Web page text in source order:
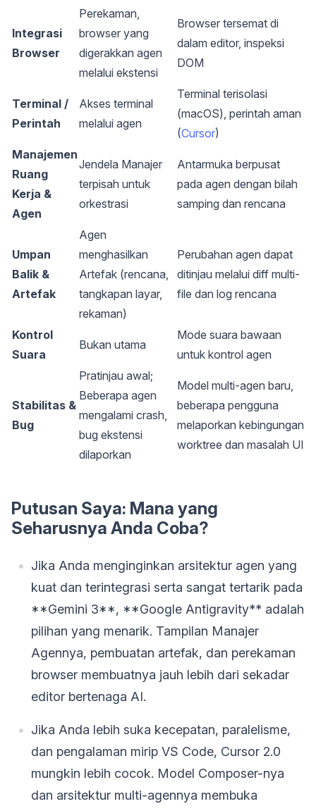
Integrasi
Browser
Perekaman,
browser yang
digerakkan agen
melalui ekstensi
Browser tersemat di
dalam editor, inspeksi
DOM
Terminal /
Perintah
Akses terminal
melalui agen
Terminal terisolasi
(macOS), perintah aman
(Cursor)
Manajemen
Ruang
Kerja &
Agen
Jendela Manajer
terpisah untuk
orkestrasi
Antarmuka berpusat
pada agen dengan bilah
samping dan rencana
Umpan
Balik &
Artefak
Agen
menghasilkan
Artefak (rencana,
tangkapan layar,
rekaman)
Perubahan agen dapat
ditinjau melalui diff multi-
file dan log rencana
Kontrol
Suara
Bukan utama
Mode suara bawaan
untuk kontrol agen
Stabilitas &
Bug
Pratinjau awal;
Beberapa agen
mengalami crash,
bug ekstensi
dilaporkan
Model multi-agen baru,
beberapa pengguna
melaporkan kebingungan
worktree dan masalah UI
Putusan Saya: Mana yang
Seharusnya Anda Coba?
Jika Anda menginginkan arsitektur agen yang
kuat dan terintegrasi serta sangat tertarik pada
**Gemini 3**, **Google Antigravity** adalah
pilihan yang menarik. Tampilan Manajer
Agennya, pembuatan artefak, dan perekaman
browser membuatnya jauh lebih dari sekadar
editor bertenaga AI.
Jika Anda lebih suka kecepatan, paralelisme,
dan pengalaman mirip VS Code, Cursor 2.0
mungkin lebih cocok. Model Composer-nya
dan arsitektur multi-agennya membuka